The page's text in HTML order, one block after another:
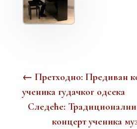
← Претходно: Предиван
ученика гудачког одсека
Следеће:
концерт ученика